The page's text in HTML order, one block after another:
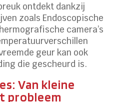
ontdekt dankzij
zoals Endoscopische
camera’s
geur kan ook
die gescheurd is.
Van kleine
probleem